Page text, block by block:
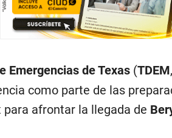
Emergencias de Texas(TDEM
como parte de las
afrontar la llegada de